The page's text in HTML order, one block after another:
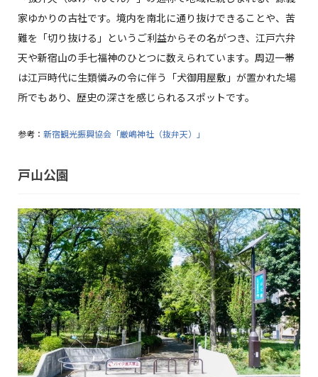
家ゆかりの古社です。境内を南北に通り抜けできることや、苦
難を「切り抜ける」というご利益からその名がつき、江戸六弁
天や新宿山の手七福神のひとつに数えられています。周辺一帯
は江戸時代に生類憐みの令に伴う「犬御用屋敷」が置かれた場
所でもあり、歴史の深さを感じられるスポットです。
参考： 新宿観光振興協会「厳嶋神社（抜弁天）」
戸山公園